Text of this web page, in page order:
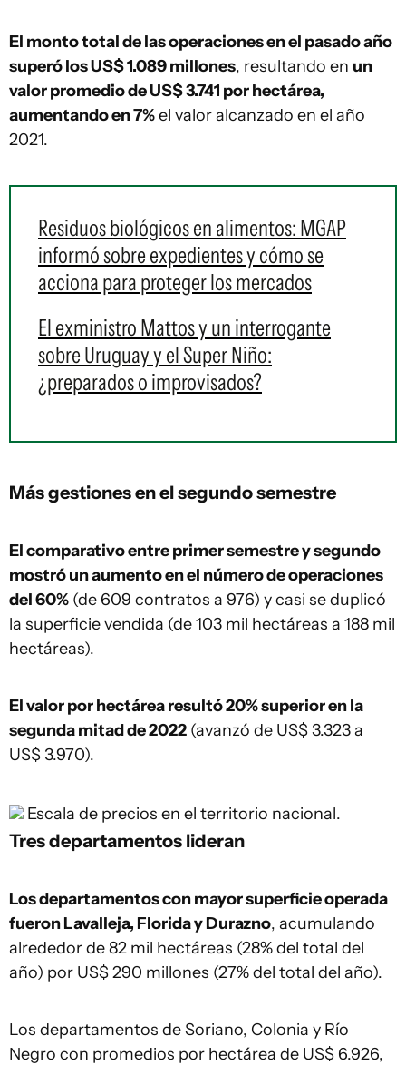
El monto total de las operaciones en el pasado año
superó los US$ 1.089 millones, resultando en un
valor promedio de US$ 3.741 por hectárea,
aumentando en 7%el valor alcanzado en el año
2021.
Residuos biológicos en alimentos: MGAP
informó sobre expedientes y cómo se
acciona para proteger los mercados
El exministro Mattos y un interrogante
sobre Uruguay y el Super Niño:
¿preparados o improvisados?
Más gestiones en el segundo semestre
El comparativo entre primer semestre y segundo
mostró un aumento en el número de operaciones
del 60% (de 609 contratos a 976) y casi se duplicó
la superficie vendida (de 103 mil hectáreas a 188 mil
hectáreas).
El valor por hectárea resultó 20% superior en la
segunda mitad de 2022 (avanzó de US$ 3.323 a
US$ 3.970).
Escala de precios en el territorio nacional.
Tres departamentos lideran
Los departamentos con mayor superficie operada
fueron Lavalleja, Florida y Durazno, acumulando
alrededor de 82 mil hectáreas (28% del total del
año) por US$ 290 millones (27% del total del año).
Los departamentos de Soriano, Colonia y Río
Negro con promedios por hectárea de US$ 6.926,